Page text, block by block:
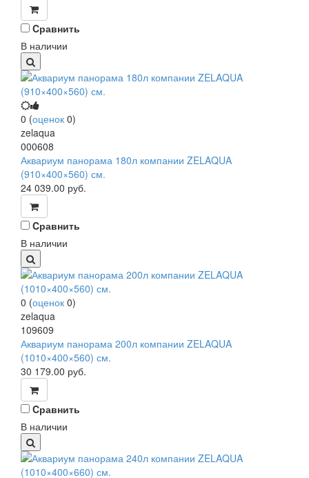
Cравнить
В наличии
0 (оценок 0)
zelaqua
000608
Аквариум панорама 180л компании ZELAQUA
(910×400×560) см.
24 039.00 руб.
Cравнить
В наличии
0 (оценок 0)
zelaqua
109609
Аквариум панорама 200л компании ZELAQUA
(1010×400×560) см.
30 179.00 руб.
Cравнить
В наличии